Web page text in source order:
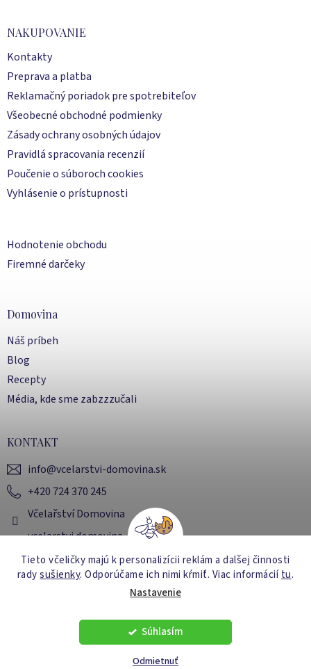
Tieto včeličky majú k personalizícii reklám a dalšej činnosti
radysušienky. Odporúčame ich nimi kŕmiť. Viac informáciítu.
Nastavenie
Odmietnuť
Súhlasím
NAKUPOVANIE
Kontakty
Preprava a platba
Reklamačný poriadok pre spotrebiteľov
Všeobecné obchodné podmienky
Zásady ochrany osobných údajov
Pravidlá spracovania recenzií
Poučenie o súboroch cookies
Vyhlásenie o prístupnosti
Hodnotenie obchodu
Firemné darčeky
Domovina
Náš príbeh
Blog
Recepty
Média, kde sme zabzzzučali
KONTAKT
info@vcelarstvi-domovina.sk
+420 724 370 245
Včelařství Domovina
vcelarstvi.domovina
Vytvoril Shoptet
Včelařství Domovina
vyhradené.Upraviť nastavenie cookies